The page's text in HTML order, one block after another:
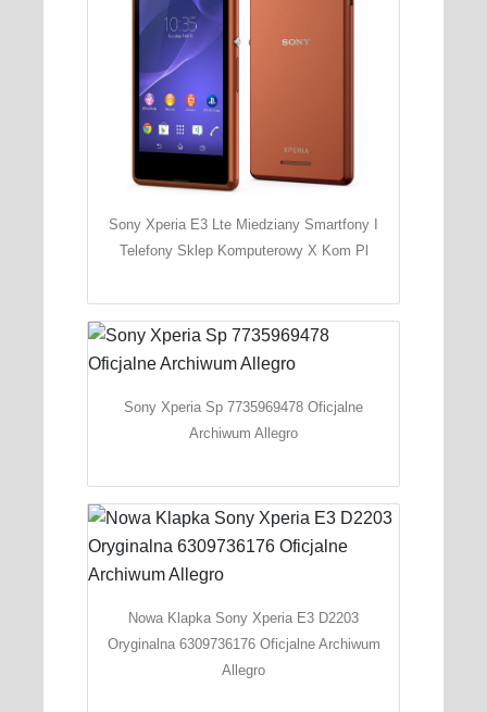
Sony Xperia E3 Lte Miedziany Smartfony I
Telefony Sklep Komputerowy X Kom Pl
Sony Xperia Sp 7735969478 Oficjalne
Archiwum Allegro
Nowa Klapka Sony Xperia E3 D2203
Oryginalna 6309736176 Oficjalne Archiwum
Allegro